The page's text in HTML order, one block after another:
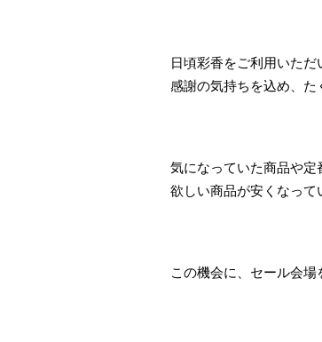
日頃彩香をご利用いただ
感謝の気持ちを込め、た
気になっていた商品や定
欲しい商品が安くなって
この機会に、セール会場